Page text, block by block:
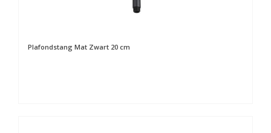
Plafondstang Mat Zwart 20 cm